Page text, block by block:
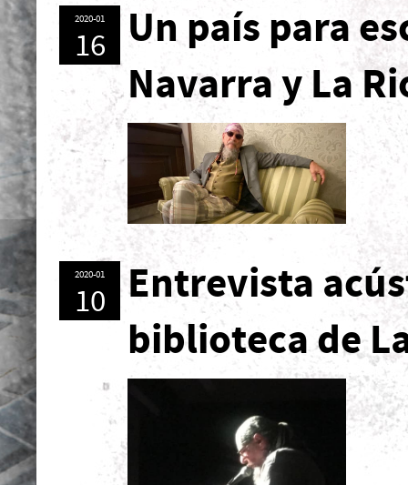
Un país para
Navarra y La
2020-01
16
Entrevista
biblioteca de
2020-01
10